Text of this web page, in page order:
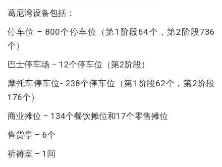
葛尼湾设备包括：
停车位 – 800个停车位（第1阶段64个，第2阶段736
个）
巴士停车场 – 12个停车位（第2阶段）
摩托车停车位- 238个停车位（第1阶段62个，第2阶段
176个）
商业摊位 – 134个餐饮摊位和17个零售摊位
售货亭 – 6个
祈祷室 – 1间